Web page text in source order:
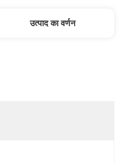
उत्पाद का वर्णन